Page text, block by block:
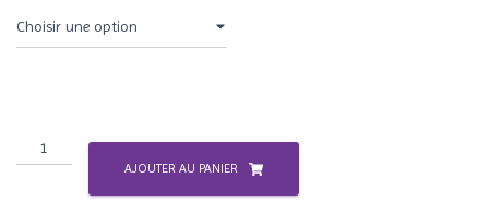
quantité
de
AJOUTER AU PANIER